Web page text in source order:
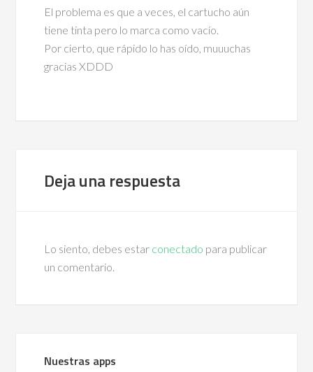
El problema es que a veces, el cartucho aún
tiene tinta pero lo marca como vacío.
Por cierto, que rápido lo has oído, muuuchas
gracias XDDD
Deja una respuesta
Lo siento, debes estar conectado para publicar
un comentario.
Nuestras apps